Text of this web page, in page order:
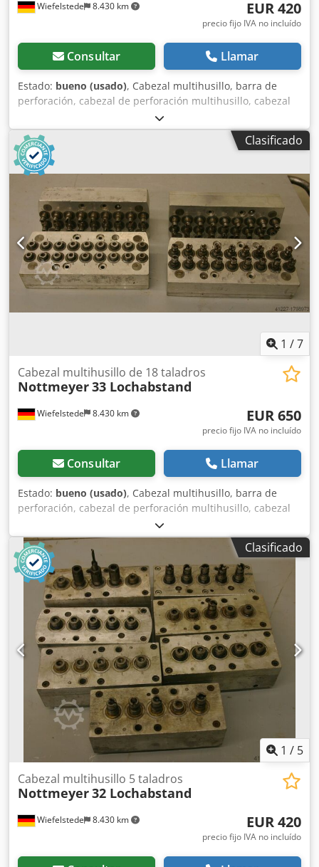
Wiefelstede 8.430 km EUR 420
precio fijo IVA no incluído
Consultar Llamar
Estado: bueno (usado), Cabezal multihusillo, barra de
perforación, cabezal de perforación multihusillo, cabezal
multihusillo articulado, máquina de perforación en línea,
cabezal de perforación para tacos, máquina de
perforación para tacos, transmisión de perforación. -
Cantidad: máx. 5 taladros -Portaherramientas: M8 -
Rotación: alternada, en sentido horario/antihorario -
Distancia entre taladros: 32 mm Csdpfxjb A R Hio Alfoha -
Dimensiones: 195/75/A90 mm -Peso: 3 kg
Clasificado
1 /7
Wiefelstede 8.430 km
Cabezal multihusillo de 18 taladros
Nottmeyer33 Lochabstand
EUR 650
precio fijo IVA no incluído
Consultar Llamar
Estado: bueno (usado), Cabezal multihusillo, barra de
perforación, cabezal de perforación multihusillo, cabezal
multihusillo articulado, máquina de perforación en línea,
cabezal de perforación para ensambles, máquina de
perforación para ensambles, transmisión de perforación. -
Cantidad: máx. 18 perforadores -Portaherramientas: M8 -
Rotación: alterna derecha/izquierda -Distancia entre filas
de perforadores: 33 mm -Distancia entre perforadores: 32
mm -Cantidad: 4 cabezales de perforación disponibles
Chjdpfxob A R H Se Alfsa -Precio: por unidad -
Dimensiones: 285/120/A105 mm -Peso: 8 kg/unidad
Clasificado
1 / 5
Wiefelstede 8.430 km
Cabezal multihusillo 5 taladros
Nottmeyer32 Lochabstand
EUR 420
precio fijo IVA no incluído